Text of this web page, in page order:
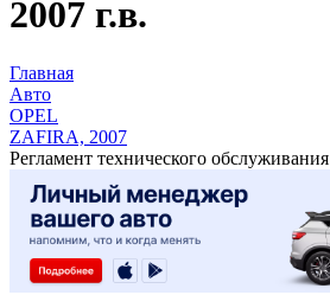
2007 г.в.
Главная
Авто
OPEL
ZAFIRA, 2007
Регламент технического обслуживания